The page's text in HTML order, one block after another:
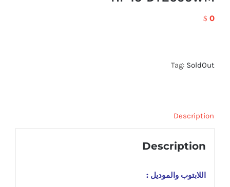
$ 0
Tag: SoldOut
Description
Description
اللابتوب والموديل :